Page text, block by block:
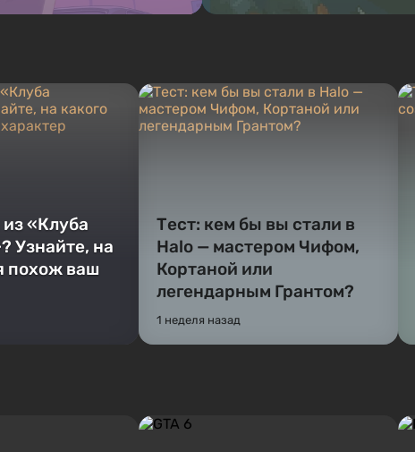
«Клуба
Узнайте, на
похож ваш
Тест: кем бы вы стали в
Halo — мастером Чифом,
Кортаной или
легендарным Грантом?
1 неделя назад